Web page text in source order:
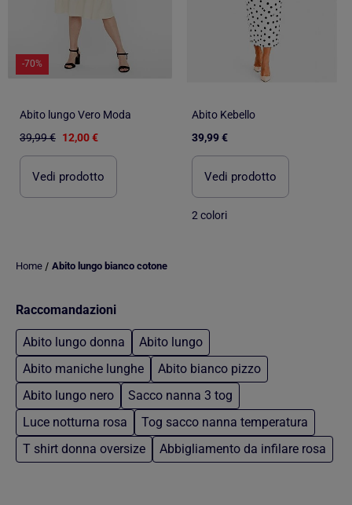
-70%
Abito lungo Vero Moda
39,99 € 12,00 €
Vedi prodotto
Abito Kebello
39,99 €
Vedi prodotto
2 colori
Home / Abito lungo bianco cotone
Raccomandazioni
Abito lungo donna
Abito lungo
Abito maniche lunghe
Abito bianco pizzo
Abito lungo nero
Sacco nanna 3 tog
Luce notturna rosa
Tog sacco nanna temperatura
T shirt donna oversize
Abbigliamento da infilare rosa